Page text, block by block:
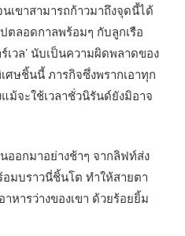
เขาสามารถก้าวมาถึงจุดนี้ได้
ตลอดกาลพร้อมๆ กับลูกเรือ
วล’ นับเป็นความผิดพลาดของ
ศษชิ้นนี้ ภารกิจซึ่งพรากเอาทุก
จะใช้เวลาชั่วนิรันด์ยังมิอาจ
ออกมาอย่างช้าๆ จากลิฟท์ส่ง
มบราวนี่ชิ้นโต ทำให้สายตา
หารว่างของเขา ด้วยร้อยยิ้ม